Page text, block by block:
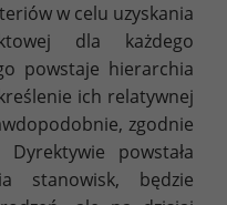
w celu uzyskania
dla każdego
powstaje hierarchia
ich relatywnej
zgodnie
powstała
stanowisk, będzie